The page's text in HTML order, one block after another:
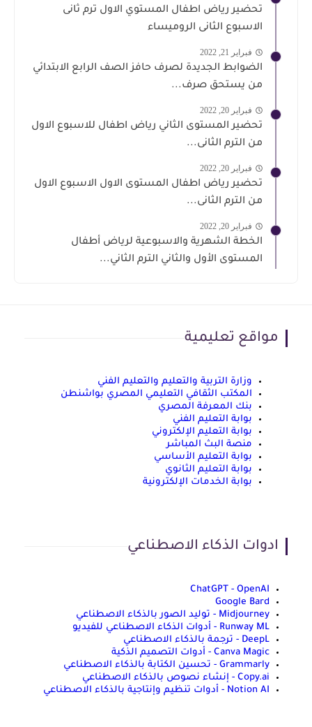
تحضير رياض اطفال المستوي الاول ترم ثانى
الاسبوع الثانى الروميساء
فبراير 21, 2022
الضوابط الجديدة لصرف حافز الصف الرابع الابتدائي
من يستحق صرف...
فبراير 20, 2022
تحضير المستوى الثاني رياض اطفال للاسبوع الاول
من الترم الثانى...
فبراير 20, 2022
تحضير رياض اطفال المستوى الاول الاسبوع الاول
من الترم الثانى...
فبراير 20, 2022
الخطة الشهرية والاسبوعية لرياض أطفال
المستوى الأول والثاني الترم الثاني...
مواقع تعليمية
وزارة التربية والتعليم والتعليم الفني
المكتب الثقافي التعليمي المصري بواشنطن
بنك المعرفة المصري
بوابة التعليم الفني
بوابة التعليم الإلكتروني
منصة البث المباشر
بوابة التعليم الأساسي
بوابة التعليم الثانوي
بوابة الخدمات الإلكترونية
ادوات الذكاء الاصطناعي
ChatGPT - OpenAI
Google Bard
Midjourney - توليد الصور بالذكاء الاصطناعي
Runway ML - أدوات الذكاء الاصطناعي للفيديو
DeepL - ترجمة بالذكاء الاصطناعي
Canva Magic - أدوات التصميم الذكية
Grammarly - تحسين الكتابة بالذكاء الاصطناعي
Copy.ai - إنشاء نصوص بالذكاء الاصطناعي
Notion AI - أدوات تنظيم وإنتاجية بالذكاء الاصطناعي